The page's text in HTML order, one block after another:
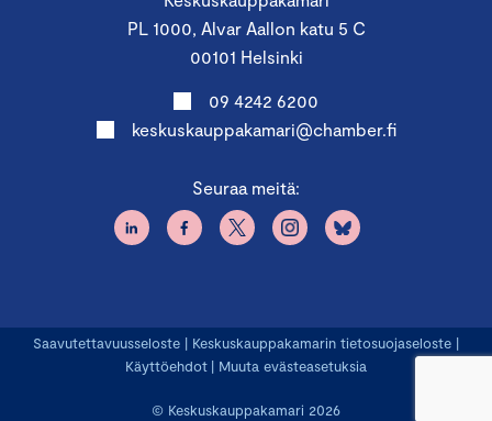
PL 1000, Alvar Aallon katu 5 C
00101 Helsinki
09 4242 6200
keskuskauppakamari@chamber.fi
Seuraa meitä:
© Keskuskauppakamari 2026
Saavutettavuusseloste | Keskuskauppakamarin tietosuojaseloste |
Käyttöehdot | Muuta evästeasetuksia